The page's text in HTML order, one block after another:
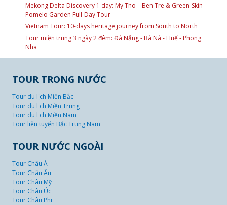
Mekong Delta Discovery 1 day: My Tho – Ben Tre & Green-Skin
Pomelo Garden Full-Day Tour
Vietnam Tour: 10-days heritage journey from South to North
Tour miền trung 3 ngày 2 đêm: Đà Nẵng - Bà Nà - Huế - Phong
Nha
TOUR TRONG NƯỚC
Tour du lịch Miền Bắc
Tour du lịch Miền Trung
Tour du lịch Miền Nam
Tour liên tuyến Bắc Trung Nam
TOUR NƯỚC NGOÀI
Tour Châu Á
Tour Châu Âu
Tour Châu Mỹ
Tour Châu Úc
Tour Châu Phi